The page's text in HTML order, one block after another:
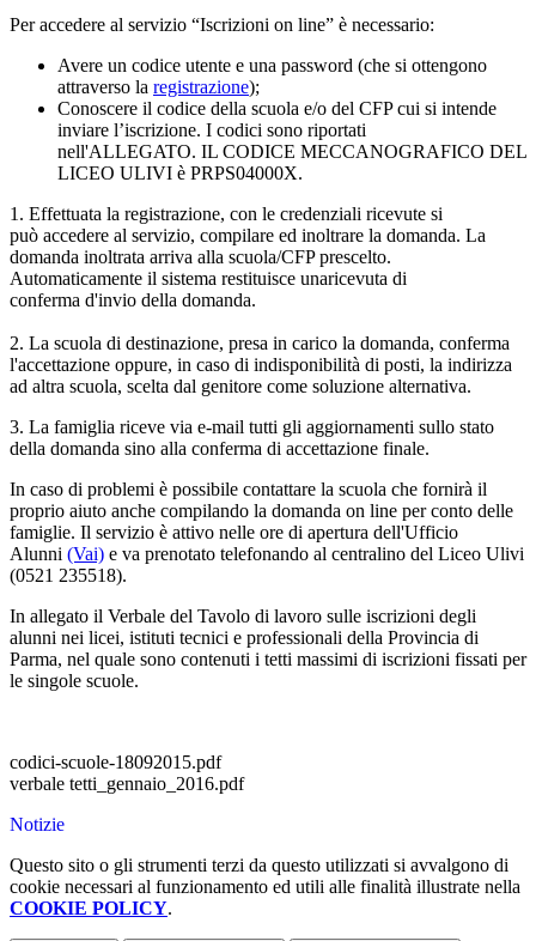
Per accedere al servizio “Iscrizioni on line” è necessario:
Avere un codice utente e una password (che si ottengono
attraverso la registrazione);
Conoscere il codice della scuola e/o del CFP cui si intende
inviare l’iscrizione. I codici sono riportati
nell'ALLEGATO. IL CODICE MECCANOGRAFICO DEL
LICEO ULIVI è PRPS04000X.
1. Effettuata la registrazione, con le credenziali ricevute si
può accedere al servizio, compilare ed inoltrare la domanda. La
domanda inoltrata arriva alla scuola/CFP prescelto.
Automaticamente il sistema restituisce unaricevuta di
conferma d'invio della domanda.
2. La scuola di destinazione, presa in carico la domanda, conferma
l'accettazione oppure, in caso di indisponibilità di posti, la indirizza
ad altra scuola, scelta dal genitore come soluzione alternativa.
3. La famiglia riceve via e-mail tutti gli aggiornamenti sullo stato
della domanda sino alla conferma di accettazione finale.
In caso di problemi è possibile contattare la scuola che fornirà il
proprio aiuto anche compilando la domanda on line per conto delle
famiglie. Il servizio è attivo nelle ore di apertura dell'Ufficio
Alunni (Vai) e va prenotato telefonando al centralino del Liceo Ulivi
(0521 235518).
In allegato il Verbale del Tavolo di lavoro sulle iscrizioni degli
alunni nei licei, istituti tecnici e professionali della Provincia di
Parma, nel quale sono contenuti i tetti massimi di iscrizioni fissati per
le singole scuole.
codici-scuole-18092015.pdf
verbale tetti_gennaio_2016.pdf
Notizie
Questo sito o gli strumenti terzi da questo utilizzati si avvalgono di
cookie necessari al funzionamento ed utili alle finalità illustrate nella
COOKIE POLICY.